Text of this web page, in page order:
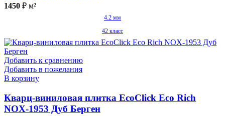
1450 ₽ м²
4.2 мм
42 класс
Добавить к сравнению
Добавить в пожелания
В корзину
Кварц-виниловая плитка EcoClick Eco Rich
NOX-1953 Дуб Берген